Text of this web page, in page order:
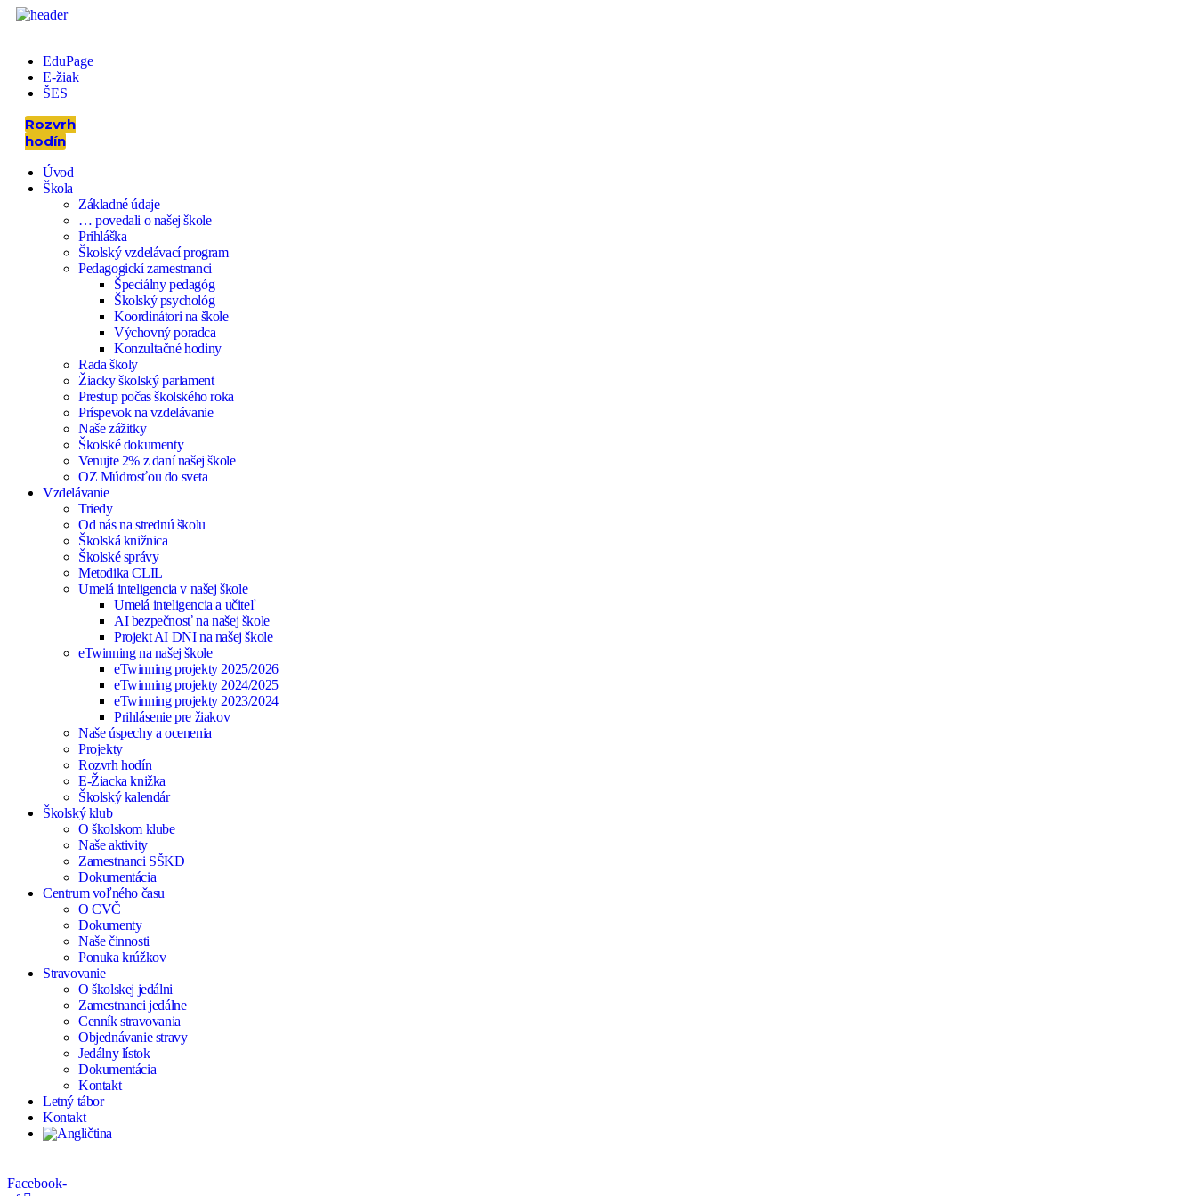
EduPage
E-žiak
ŠES
Rozvrh
hodín
Úvod
Škola
Základné údaje
… povedali o našej škole
Prihláška
Školský vzdelávací program
Pedagogickí zamestnanci
Špeciálny pedagóg
Školský psychológ
Koordinátori na škole
Výchovný poradca
Konzultačné hodiny
Rada školy
Žiacky školský parlament
Prestup počas školského roka
Príspevok na vzdelávanie
Naše zážitky
Školské dokumenty
Venujte 2% z daní našej škole
OZ Múdrosťou do sveta
Vzdelávanie
Triedy
Od nás na strednú školu
Školská knižnica
Školské správy
Metodika CLIL
Umelá inteligencia v našej škole
Umelá inteligencia a učiteľ
AI bezpečnosť na našej škole
Projekt AI DNI na našej škole
eTwinning na našej škole
eTwinning projekty 2025/2026
eTwinning projekty 2024/2025
eTwinning projekty 2023/2024
Prihlásenie pre žiakov
Naše úspechy a ocenenia
Projekty
Rozvrh hodín
E-Žiacka knižka
Školský kalendár
Školský klub
O školskom klube
Naše aktivity
Zamestnanci SŠKD
Dokumentácia
Centrum voľného času
O CVČ
Dokumenty
Naše činnosti
Ponuka krúžkov
Stravovanie
O školskej jedálni
Zamestnanci jedálne
Cenník stravovania
Objednávanie stravy
Jedálny lístok
Dokumentácia
Kontakt
Letný tábor
Kontakt
Facebook-